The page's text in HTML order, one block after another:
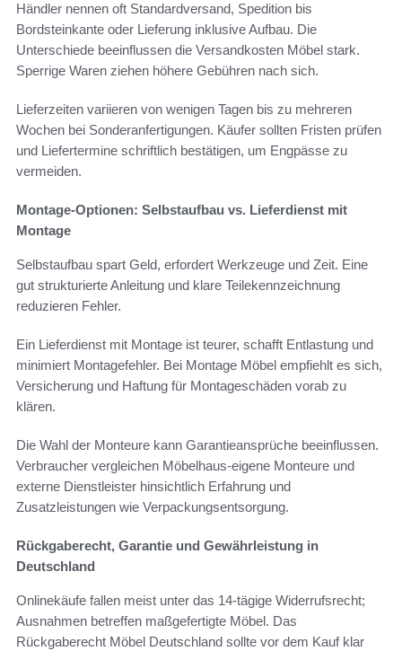
Händler nennen oft Standardversand, Spedition bis
Bordsteinkante oder Lieferung inklusive Aufbau. Die
Unterschiede beeinflussen die Versandkosten Möbel stark.
Sperrige Waren ziehen höhere Gebühren nach sich.
Lieferzeiten variieren von wenigen Tagen bis zu mehreren
Wochen bei Sonderanfertigungen. Käufer sollten Fristen prüfen
und Liefertermine schriftlich bestätigen, um Engpässe zu
vermeiden.
Montage-Optionen: Selbstaufbau vs. Lieferdienst mit
Montage
Selbstaufbau spart Geld, erfordert Werkzeuge und Zeit. Eine
gut strukturierte Anleitung und klare Teilekennzeichnung
reduzieren Fehler.
Ein Lieferdienst mit Montage ist teurer, schafft Entlastung und
minimiert Montagefehler. Bei Montage Möbel empfiehlt es sich,
Versicherung und Haftung für Montageschäden vorab zu
klären.
Die Wahl der Monteure kann Garantieansprüche beeinflussen.
Verbraucher vergleichen Möbelhaus-eigene Monteure und
externe Dienstleister hinsichtlich Erfahrung und
Zusatzleistungen wie Verpackungsentsorgung.
Rückgaberecht, Garantie und Gewährleistung in
Deutschland
Onlinekäufe fallen meist unter das 14-tägige Widerrufsrecht;
Ausnahmen betreffen maßgefertigte Möbel. Das
Rückgaberecht Möbel Deutschland sollte vor dem Kauf klar